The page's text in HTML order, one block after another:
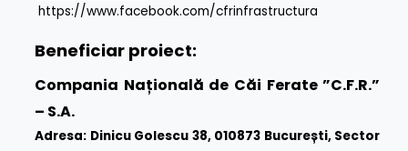
https://www.facebook.com/cfrinfrastructura
Beneficiar proiect:
Compania Națională de Căi Ferate ”C.F.R.”
– S.A.
Adresa: Dinicu Golescu 38, 010873 București, Sector